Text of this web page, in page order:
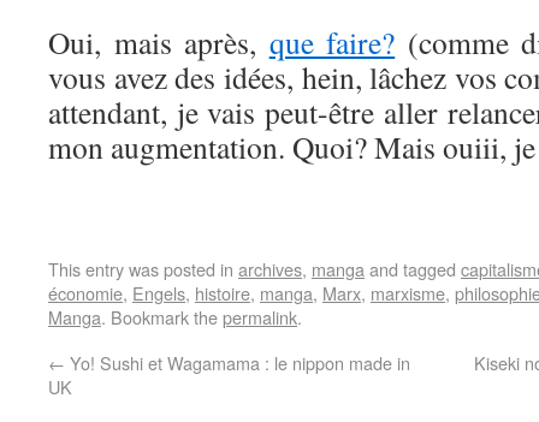
Oui, mais après, que faire? (comme
vous avez des idées, hein, lâchez vos
attendant, je vais peut-être aller
mon augmentation. Quoi? Mais ouiii,
This entry was posted in archives, manga and tagged
économie, Engels, histoire, manga, Marx, marxisme,
Manga. Bookmark thepermalink.
← Yo! Sushi et Wagamama : le nippon made in
UK
Kiseki